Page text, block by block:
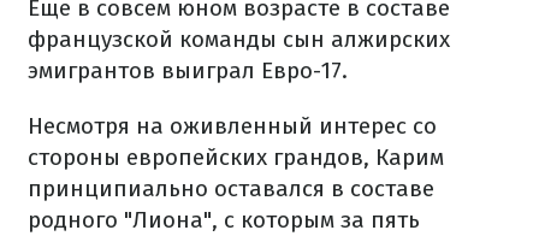
Еще в совсем юном возрасте в составе
французской команды сын алжирских
эмигрантов выиграл Евро-17.
Несмотря на оживленный интерес со
стороны европейских грандов, Карим
принципиально оставался в составе
родного "Лиона", с которым за пять